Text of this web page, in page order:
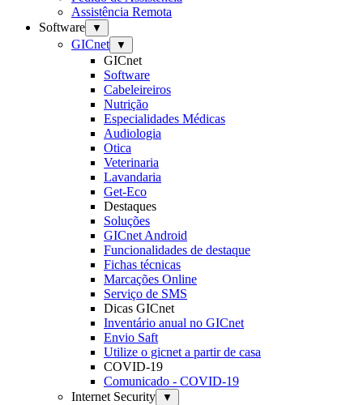
Assistência Remota
Software
▼
GICnet ▼
GICnet
Software
Cabeleireiros
Nutrição
Especialidades Médicas
Audiologia
Otica
Veterinaria
Lavandaria
Get-Eco
Destaques
Soluções
GICnet Android
Funcionalidades de destaque
Fichas técnicas
Marcações Online
Serviço de SMS
Dicas GICnet
Inventário anual no GICnet
Envio Saft
Utilize o gicnet a partir de casa
COVID-19
Comunicado - COVID-19
Internet Security
▼